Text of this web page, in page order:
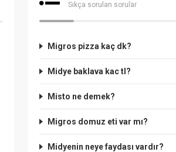
Sıkça sorulan sorular
Migros pizza kaç dk?
Midye baklava kac tl?
Misto ne demek?
Migros domuz eti var mı?
Midyenin neye faydası vardır?